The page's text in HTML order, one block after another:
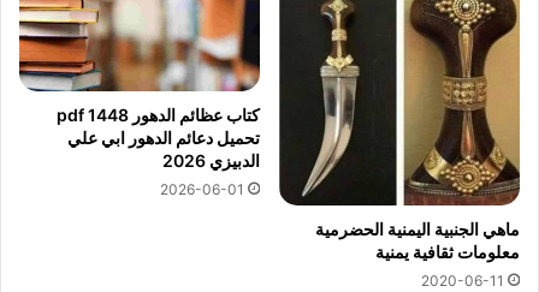
ماهي الجنبية اليمنية الحضرمية
معلومات ثقافية يمنية
2020-06-11
كتاب عظائم الدهور pdf 1448
تحميل دعائم الدهور ابي علي
الدبيزي 2026
2026-06-01